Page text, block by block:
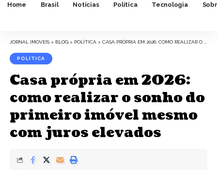
Home Brasil Notícias Política Tecnologia
JORNAL IMOVEIS > BLOG > POLÍTICA > CASA PRÓPRIA EM 2026: COMO REALIZAR O SONHO DO PRIMEIRO IMÓVEL MESMO COM JUROS ELEVADOS
POLÍTICA
Casa própria em 2026:
como realizar o sonho do
primeiro imóvel mesmo
com juros elevados